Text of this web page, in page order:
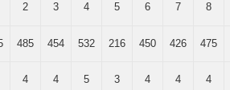
2 3 4 5 6 7 8
485 454 532 216 450 426 475
4 4 5 3 4 4 4